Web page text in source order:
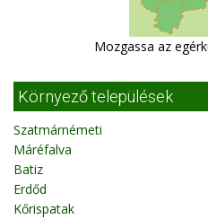
Mozgassa az
Környező települések
Szatmárnémeti
Máréfalva
Batiz
Erdőd
Kőrispatak